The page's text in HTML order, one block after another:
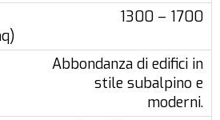
1300 – 1700
Abbondanza di edifici in
stile subalpino e
moderni.